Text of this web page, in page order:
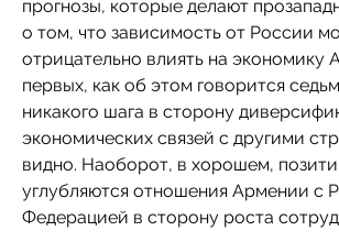
прогнозы, которые делают
о том, что зависимость от России
отрицательно влиять на экономику
первых, как об этом говорится
никакого шага в сторону
экономических связей с другими
видно. Наоборот, в хорошем,
углубляются отношения Армении с
Федерацией в сторону роста